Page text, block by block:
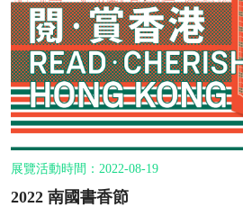
展覽活動時間：2022-08-19
2022 南國書香節